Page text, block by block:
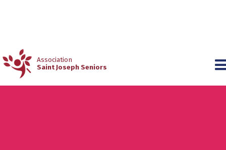
Association
Saint Joseph Seniors